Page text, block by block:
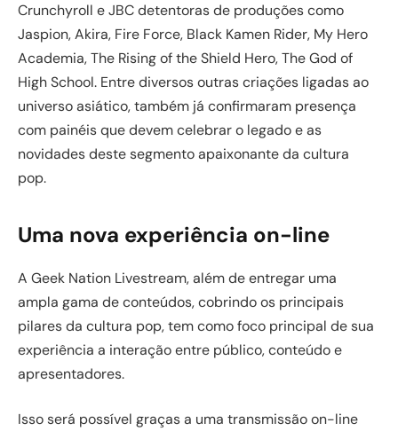
Crunchyroll e JBC detentoras de produções como
Jaspion, Akira, Fire Force, Black Kamen Rider, My Hero
Academia, The Rising of the Shield Hero, The God of
High School. Entre diversos outras criações ligadas ao
universo asiático, também já confirmaram presença
com painéis que devem celebrar o legado e as
novidades deste segmento apaixonante da cultura
pop.
Uma nova experiência on-line
A Geek Nation Livestream, além de entregar uma
ampla gama de conteúdos, cobrindo os principais
pilares da cultura pop, tem como foco principal de sua
experiência a interação entre público, conteúdo e
apresentadores.
Isso será possível graças a uma transmissão on-line